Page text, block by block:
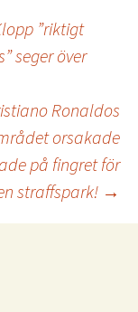
”riktigt
seger över
Ronaldos
orsakade
på fingret för
straffspark! →